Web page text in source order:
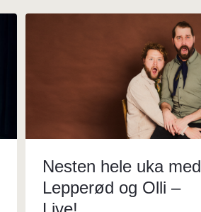
Nesten hele uka med
Lepperød og Olli –